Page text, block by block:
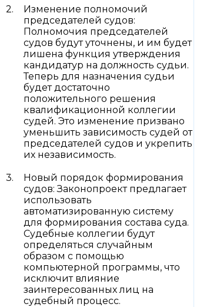
Изменение полномочий
председателей судов:
Полномочия председателей
судов будут уточнены, и им будет
лишена функция утверждения
кандидатур на должность судьи.
Теперь для назначения судьи
будет достаточно
положительного решения
квалификационной коллегии
судей. Это изменение призвано
уменьшить зависимость судей от
председателей судов и укрепить
их независимость.
Новый порядок формирования
судов: Законопроект предлагает
использовать
автоматизированную систему
для формирования состава суда.
Судебные коллегии будут
определяться случайным
образом с помощью
компьютерной программы, что
исключит влияние
заинтересованных лиц на
судебный процесс.